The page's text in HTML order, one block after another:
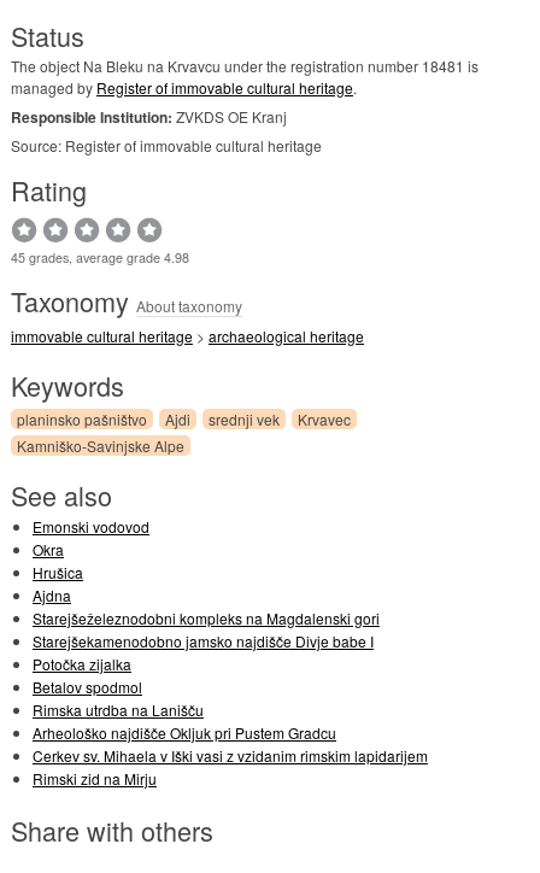
Status
The object Na Bleku na Krvavcu under the registration number 18481 is
managed by Register of immovable cultural heritage.
Responsible Institution: ZVKDS OE Kranj
Source: Register of immovable cultural heritage
Rating
45 grades, average grade 4.98
Taxonomy About taxonomy
immovable cultural heritage> archaeological heritage
Keywords
planinsko pašništvo Ajdi srednji vek
Krvavec
Kamniško-Savinjske Alpe
See also
Emonski vodovod
Okra
Hrušica
Ajdna
Starejšeželeznodobni kompleks na Magdalenski gori
Starejšekamenodobno jamsko najdišče Divje babe I
Potočka zijalka
Betalov spodmol
Rimska utrdba na Lanišču
Arheološko najdišče Okljuk pri Pustem Gradcu
Cerkev sv. Mihaela v Iški vasi z vzidanim rimskim lapidarijem
Rimski zid na Mirju
Share with others